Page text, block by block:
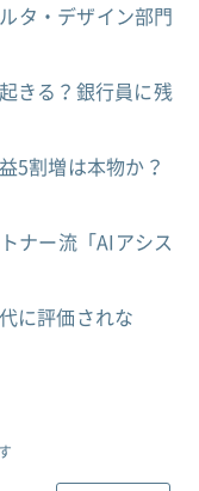
タ・デザイン部門
きる？銀行員に残
5割増は本物か？
ナー流「AIアシス
に評価されな